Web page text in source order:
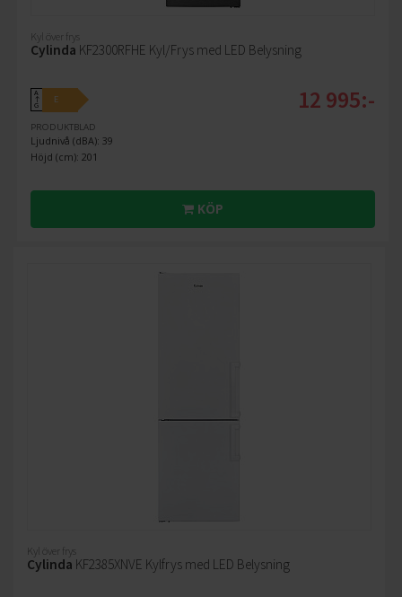
Kyl över frys
Cylinda KF2300RFHE Kyl/Frys med LED Belysning
A
↑
G
E
PRODUKTBLAD
Ljudnivå (dBA): 39
Höjd (cm): 201
12 995:-
KÖP
Kyl över frys
Cylinda KF2385XNVE Kylfrys med LED Belysning